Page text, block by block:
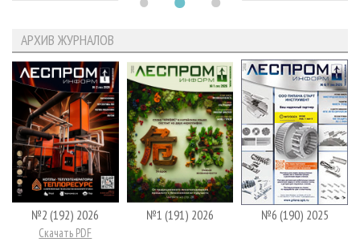
АРХИВ ЖУРНАЛОВ
№2 (192) 2026
Скачать PDF
№1 (191) 2026 №6 (190) 2025